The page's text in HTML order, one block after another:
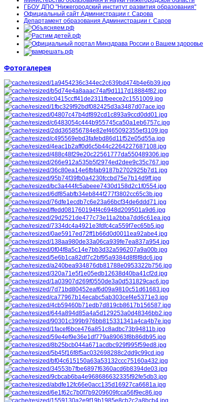
ГБОУ ДПО "Нижегородский институт развития образования"
Официальный сайт Администрации г. Сарова
Департамент образования Администрации г. Саров
Фотогалерея